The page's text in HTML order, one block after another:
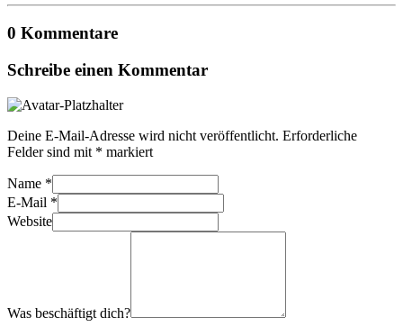
0 Kommentare
Schreibe einen Kommentar
Deine E-Mail-Adresse wird nicht veröffentlicht. Erforderliche
Felder sind mit * markiert
Name *
E-Mail *
Website
Was beschäftigt dich?